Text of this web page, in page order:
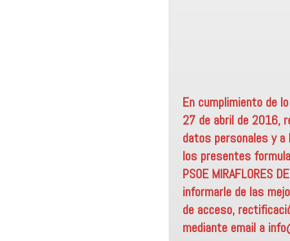
En cumplimiento de
27 de abril de 2016,
datos personales y
los presentes
PSOE MIRAFLORES
informarle de las
de acceso,
mediante email a